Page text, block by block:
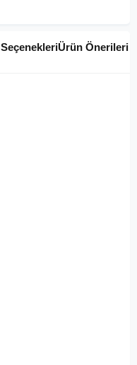
Ürün Önerileri